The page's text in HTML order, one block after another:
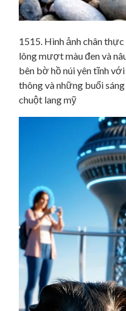
1515. Hình ảnh chân
lông mượt màu đen và
bên bờ hồ núi yên tĩnh
thông và những buổi
chuột lang mỹ